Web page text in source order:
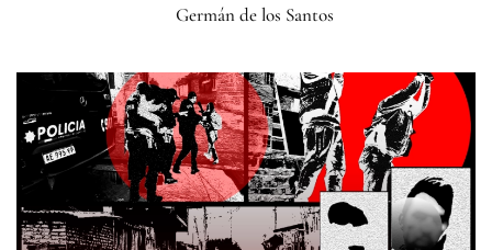
Germán de los Santos